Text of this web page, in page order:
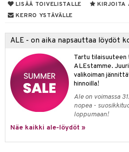
LISÄÄ TOIVELISTALLE
KIRJOITA
KERRO YSTÄVÄLLE
ALE - on aika napsauttaa löydöt
Tartu tilaisuuteen
ALEstamme.
valikoiman
hinnoilla!
Ale on voimassa
nopea -
loppumaan!
Näe kaikki ale-löydöt »
& Vihannesveitset
sisustus
tarvikkeita
tekstiilit
koristelu
säilytys
Saalit
& Koukut